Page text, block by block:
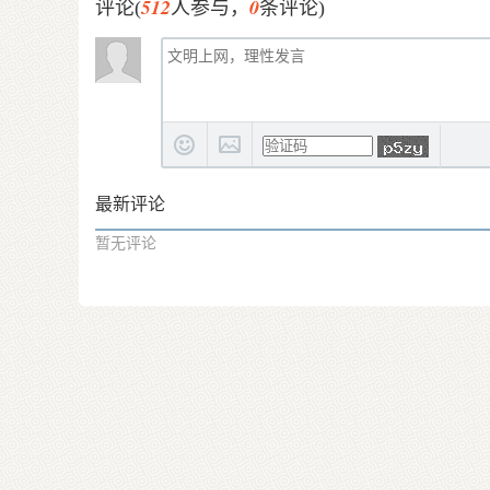
评论(512人参与， 0条评论)
最新评论
暂无评论